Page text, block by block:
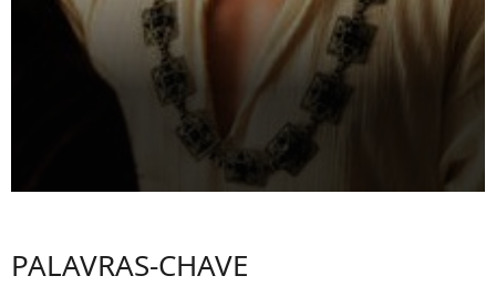
PALAVRAS-CHAVE